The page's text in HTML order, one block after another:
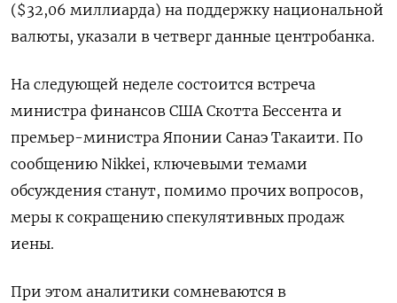
($32,06 миллиарда) на поддержку национальной
валюты, указали в четверг данные центробанка.
На ​следующей неделе состоится встреча ​
министра финансов США Скотта Бессента ‌и
премьер-министра Японии Санаэ Такаити. По
сообщению Nikkei, ключевыми темами
обсуждения станут, помимо прочих вопросов,
меры к сокращению ​спекулятивных продаж
иены.
При этом аналитики сомневаются в